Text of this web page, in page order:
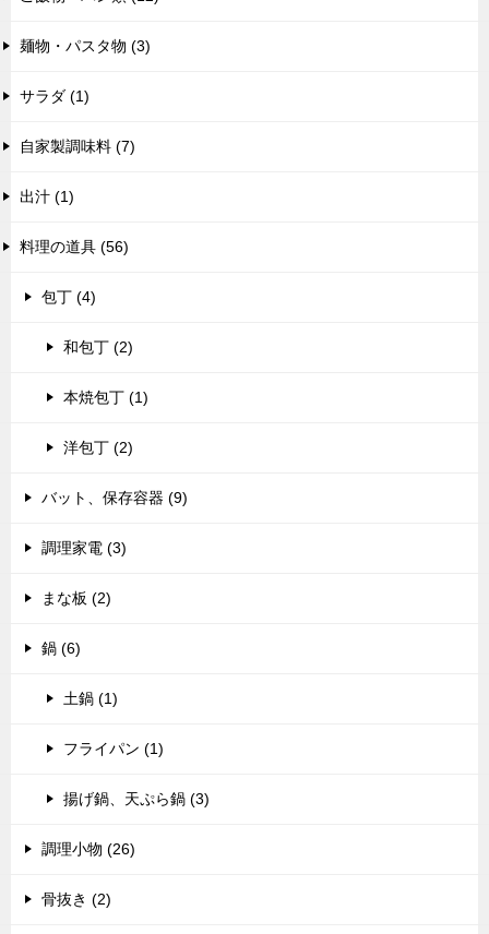
麺物・パスタ物 (3)
サラダ (1)
自家製調味料 (7)
出汁 (1)
料理の道具 (56)
包丁 (4)
和包丁 (2)
本焼包丁 (1)
洋包丁 (2)
バット、保存容器 (9)
調理家電 (3)
まな板 (2)
鍋 (6)
土鍋 (1)
フライパン (1)
揚げ鍋、天ぷら鍋 (3)
調理小物 (26)
骨抜き (2)